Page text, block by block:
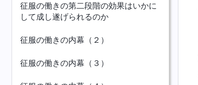
征服の働きの第二段階の効果はいかに
して成し遂げられるのか
征服の働きの内幕（２）
征服の働きの内幕（３）